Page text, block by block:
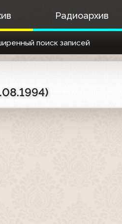
Радиоархив
поиск записей